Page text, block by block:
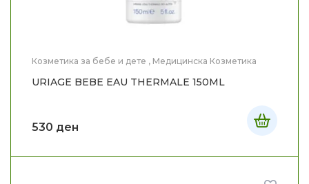
Козметика за бебе и дете , Медицинска Козметика
URIAGE BEBE EAU THERMALE 150ML
530 ден